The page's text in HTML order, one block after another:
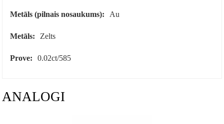
Metāls (pilnais nosaukums): Au
Metāls: Zelts
Prove: 0.02ct/585
ANALOGI